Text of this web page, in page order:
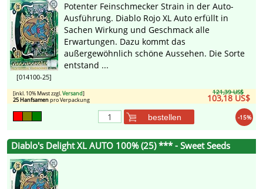
[014100-25]
Potenter Feinschmecker Strain in der Auto-
Ausführung. Diablo Rojo XL Auto erfüllt in
Sachen Wirkung und Geschmack alle
Erwartungen. Dazu kommt das
außergewöhnlich schöne Aussehen. Die Sorte
entstand ...
121,39 US$
103,18 US$
[inkl. 10% Mwst zzgl.Versand]
25 Hanfsamenpro Verpackung
-15%
bestellen
Diablo's Delight XL AUTO 100% (25) *** - Sweet Seeds